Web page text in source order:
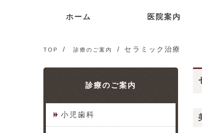
ホーム 医院案内
ごあいさつ
診療コンセプト
当院の特徴
アクセス
TOP 診療のご案内 セラミック治療
診療のご案内
小児歯科